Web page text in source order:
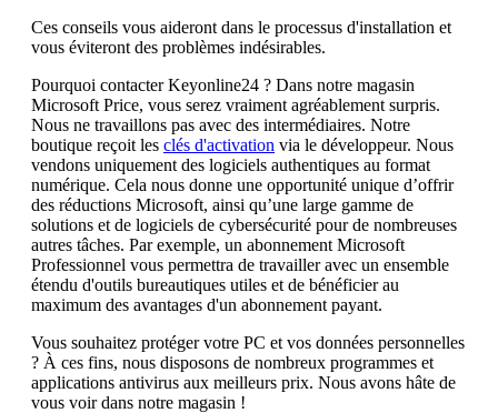
Ces conseils vous aideront dans le processus d'installation et
vous éviteront des problèmes indésirables.
Pourquoi contacter Keyonline24 ? Dans notre magasin
Microsoft Price, vous serez vraiment agréablement surpris.
Nous ne travaillons pas avec des intermédiaires. Notre
boutique reçoit les clés d'activation via le développeur. Nous
vendons uniquement des logiciels authentiques au format
numérique. Cela nous donne une opportunité unique d’offrir
des réductions Microsoft, ainsi qu’une large gamme de
solutions et de logiciels de cybersécurité pour de nombreuses
autres tâches. Par exemple, un abonnement Microsoft
Professionnel vous permettra de travailler avec un ensemble
étendu d'outils bureautiques utiles et de bénéficier au
maximum des avantages d'un abonnement payant.
Vous souhaitez protéger votre PC et vos données personnelles
? À ces fins, nous disposons de nombreux programmes et
applications antivirus aux meilleurs prix. Nous avons hâte de
vous voir dans notre magasin !